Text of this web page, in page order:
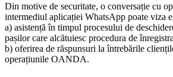
Din motive de securitate, o conversație cu
intermediul aplicației WhatsApp poate viza
a) asistență în timpul procesului de
pașilor care alcătuiesc procedura de
b) oferirea de răspunsuri la întrebările
operațiunile OANDA.